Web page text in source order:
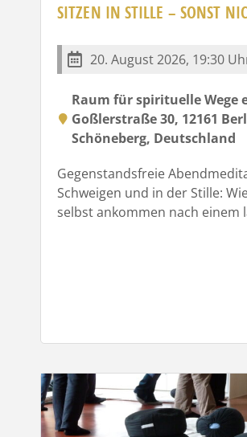
SITZEN IN STILLE – SONST
20. August 2026, 19:30
Raum für spirituelle Wege
Goßlerstraße 30, 12161
Schöneberg, Deutschland
Gegenstandsfreie
Schweigen und in der Stille:
selbst ankommen nach einem